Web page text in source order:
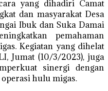
yang dihadiri Camat
dan masyarakat Desa
Ibuk dan Suka Damai
pemahaman
Kegiatan yang dihelat
Jumat (10/3/2023), juga
sinergi dengan
hulu migas.